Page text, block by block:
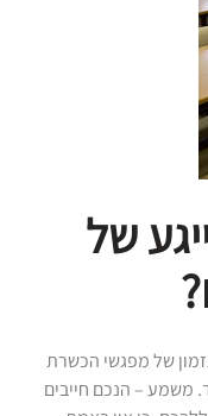
של
של מפגשי הכשרת
משמע – הנכם חייבים